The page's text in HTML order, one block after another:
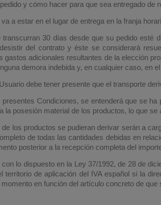
y cómo hacer para que sea entregado de
a estar en el lugar de entrega en la franja
transcurran 30 días desde que su pedido esté
del contrato y éste se considerará
gastos adicionales resultantes de la elección
demora indebida y, en cualquier caso, en
debe tener presente que el transporte
Condiciones, se entenderá que se
la posesión material de los productos, lo que
los productos se pudieran derivar serán a
de todas las cantidades debidas en
posterior a la recepción completa del
lo dispuesto en la Ley 37/1992, de 28 de
territorio de aplicación del IVA español si la
en función del artículo concreto de que